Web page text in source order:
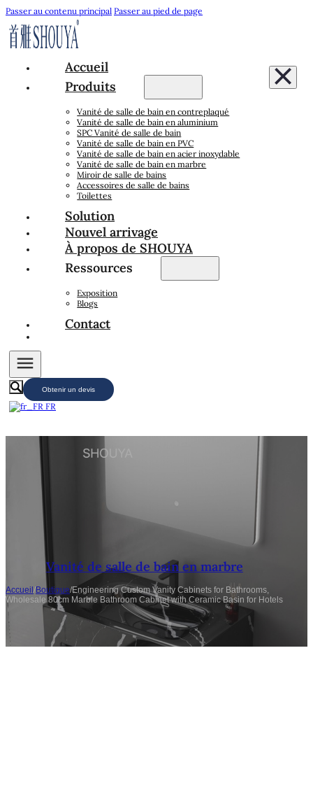
Passer au contenu principal Passer au pied de page
Accueil
Produits
Vanité de salle de bain en contreplaqué
Vanité de salle de bain en aluminium
SPC Vanité de salle de bain
Vanité de salle de bain en PVC
Vanité de salle de bain en acier inoxydable
Vanité de salle de bain en marbre
Miroir de salle de bains
Accessoires de salle de bains
Toilettes
Solution
Nouvel arrivage
À propos de SHOUYA
Ressources
Exposition
Blogs
Contact
Obtenir un devis
FR
Vanité de salle de bain en marbre
Accueil/Boutique/Engineering Custom Vanity Cabinets for Bathrooms,
Wholesale 80cm Marble Bathroom Cabinet with Ceramic Basin for Hotels